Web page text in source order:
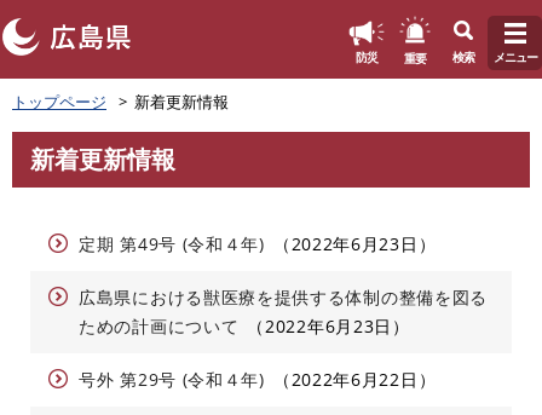
ペ
ー
ジ
先
防災 重要 検索 メニュー
トップページ 新着更新情報
文
新着更新情報
定期 第49号 (令和４年) 2022年6月23日
広島県における獣医療を提供する体制の整備を図る
ための計画について
2022年6月23日
号外 第29号 (令和４年) 2022年6月22日